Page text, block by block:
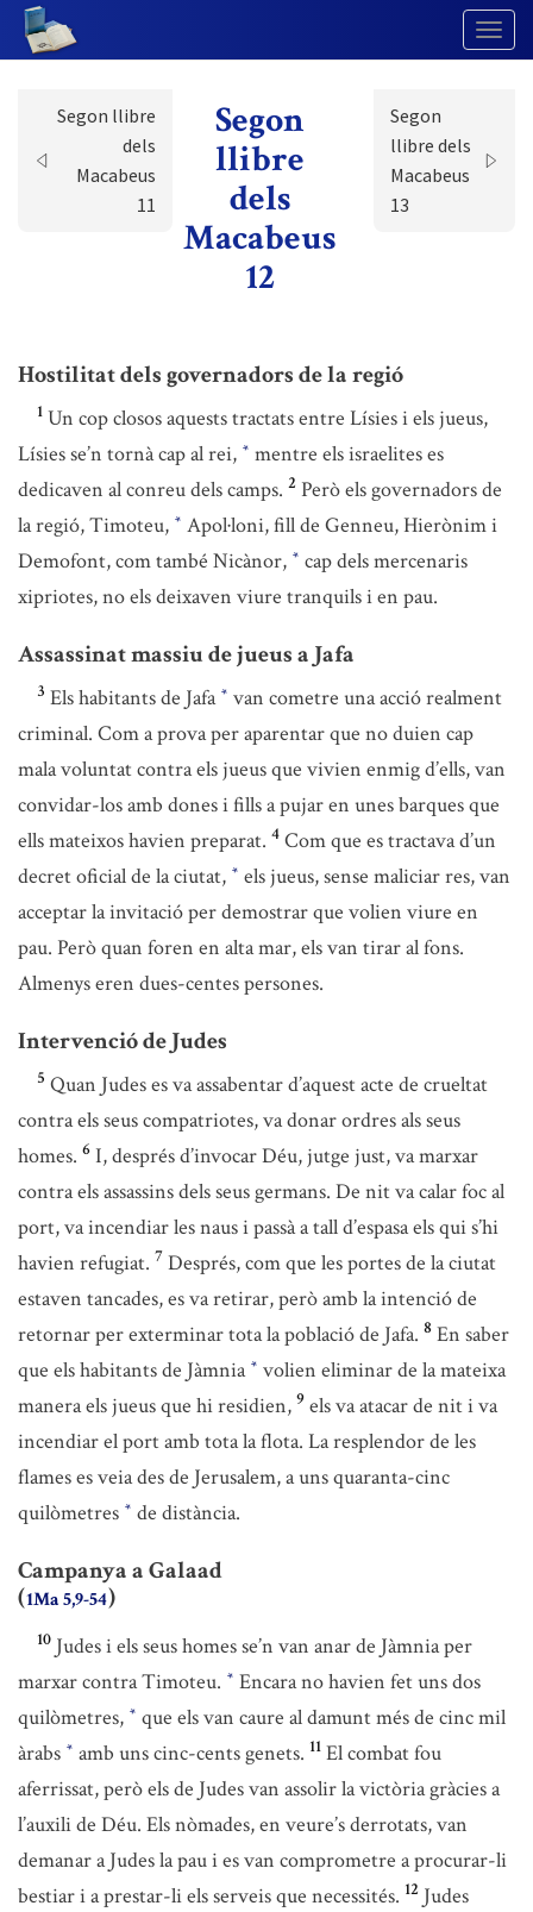
Segon llibre
dels
Macabeus
11
Segon
llibre
dels
Macabeus
12
Segon
llibre dels
Macabeus
13
Hostilitat dels governadors de la regió
1 Un cop closos aquests tractats entre Lísies i els jueus,
Lísies se’n tornà cap al rei, * mentre els israelites es
dedicaven al conreu dels camps. 2 Però els governadors de
la regió, Timoteu, * Apol·loni, fill de Genneu, Hierònim i
Demofont, com també Nicànor, * cap dels mercenaris
xipriotes, no els deixaven viure tranquils i en pau.
Assassinat massiu de jueus a Jafa
3 Els habitants de Jafa * van cometre una acció realment
criminal. Com a prova per aparentar que no duien cap
mala voluntat contra els jueus que vivien enmig d’ells, van
convidar-los amb dones i fills a pujar en unes barques que
ells mateixos havien preparat. 4 Com que es tractava d’un
decret oficial de la ciutat, * els jueus, sense maliciar res, van
acceptar la invitació per demostrar que volien viure en
pau. Però quan foren en alta mar, els van tirar al fons.
Almenys eren dues-centes persones.
Intervenció de Judes
5 Quan Judes es va assabentar d’aquest acte de crueltat
contra els seus compatriotes, va donar ordres als seus
homes. 6 I, després d’invocar Déu, jutge just, va marxar
contra els assassins dels seus germans. De nit va calar foc al
port, va incendiar les naus i passà a tall d’espasa els qui s’hi
havien refugiat. 7 Després, com que les portes de la ciutat
estaven tancades, es va retirar, però amb la intenció de
retornar per exterminar tota la població de Jafa. 8 En saber
que els habitants de Jàmnia * volien eliminar de la mateixa
manera els jueus que hi residien, 9 els va atacar de nit i va
incendiar el port amb tota la flota. La resplendor de les
flames es veia des de Jerusalem, a uns quaranta-cinc
quilòmetres * de distància.
Campanya a Galaad
(1Ma 5,9-54)
10 Judes i els seus homes se’n van anar de Jàmnia per
marxar contra Timoteu. * Encara no havien fet uns dos
quilòmetres, * que els van caure al damunt més de cinc mil
àrabs * amb uns cinc-cents genets. 11 El combat fou
aferrissat, però els de Judes van assolir la victòria gràcies a
l’auxili de Déu. Els nòmades, en veure’s derrotats, van
demanar a Judes la pau i es van comprometre a procurar-li
bestiar i a prestar-li els serveis que necessités. 12 Judes